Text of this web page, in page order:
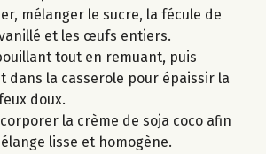
mélanger le sucre, la fécule de
et les œufs entiers.
tout en remuant, puis
dans la casserole pour épaissir la
doux.
la crème de soja coco afin
lisse et homogène.